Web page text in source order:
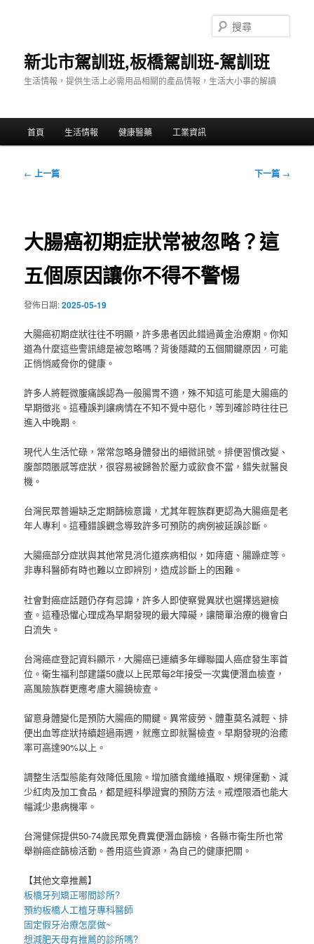
新北市駕訓班,板橋駕訓班-駕訓班
生活情報，提供生活上必需用品相關的產品情報，生活大小事的解讀
尋
首頁 生活情報 健康醫藥 工業資訊
文
← 上一篇 下一篇 →
大腸癌初期症狀常被忽略？這
五個原因讓你不得不警惕
發佈日期:2025-05-19
大腸癌初期症狀往往不明顯，許多患者因此錯過黃金治療期。你知
道為什麼這些警訊總是被忽略嗎？背後隱藏的五個關鍵原因，可能
正悄悄威脅你的健康。
許多人將輕微腹痛誤認為一般腸胃不適，殊不知這可能是大腸癌的
早期徵兆。這種誤判讓病情在不知不覺中惡化，等到確診時往往已
進入中晚期。
現代人生活忙碌，常常忽略身體發出的細微訊號。排便習慣改變、
腹部悶脹感等症狀，很容易被歸咎於壓力或飲食不當，錯失就醫良
機。
台灣民眾普遍缺乏定期篩檢意識，尤其年輕族群更認為大腸癌是老
年人專利。這種錯誤觀念導致許多可預防的病例被延誤診斷。
大腸癌部分症狀與其他常見消化道疾病相似，如痔瘡、腸躁症等。
非專科醫師有時也難以立即辨別，造成診斷上的困難。
社會對癌症話題仍存有忌諱，許多人即使察覺異狀也選擇逃避檢
查。這種恐懼心理成為早期發現的最大障礙，讓簡單治療的機會白
白流失。
台灣癌症登記資料顯示，大腸癌已連續多年蟬聯國人癌症發生率首
位。衛生福利部建議50歲以上民眾每2年接受一次糞便潛血檢查，
高風險族群更應考慮大腸鏡檢查。
留意身體變化是預防大腸癌的關鍵。異常疲勞、體重莫名減輕、排
便出血等症狀持續超過兩週，就應立即就醫檢查。早期發現的治癒
率可高達90%以上。
調整生活型態能有效降低風險。增加膳食纖維攝取、規律運動、減
少紅肉及加工食品，都是經科學證實的預防方法。戒煙限酒也能大
幅減少患病機率。
台灣健保提供50-74歲民眾免費糞便潛血篩檢，各縣市衛生所也常
舉辦癌症篩檢活動。善用這些資源，為自己的健康把關。
【其他文章推薦】
板橋牙列矯正哪間診所?
預約板橋人工植牙專科醫師
固定假牙治療怎麼做~
想減肥天母有推薦的診所嗎?